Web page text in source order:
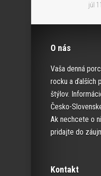
júl
O nás
Vaša denná
rocku a ďalších
štýlov.
Česko-
Ak nechcete o
pridajte do
Kontakt